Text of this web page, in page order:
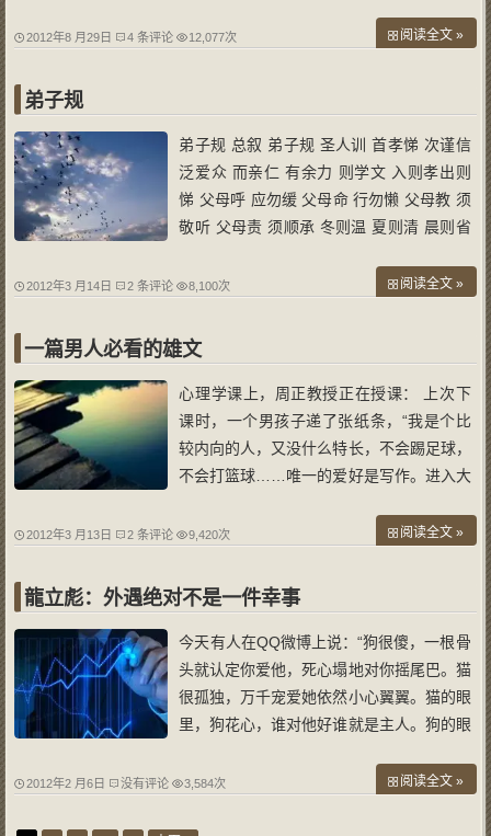
果对方是厨师，千万不要说：「你真是了不
2012年8 月29日 4 条评论 12,077次 阅读全文 »
弟子规
弟子规 总叙 弟子规 圣人训 首孝悌 次谨信
泛爱众 而亲仁 有余力 则学文 入则孝出则
悌 父母呼 应勿缓 父母命 行勿懒 父母教 须
敬听 父母责 须顺承 冬则温 夏则清 晨则省
小 勿擅为 苟擅为 子道亏 物虽小 勿私藏 苟
身有伤 贻亲优 德有伤 贻
2012年3 月14日 2 条评论 8,100次 阅读全文 »
一篇男人必看的雄文
心理学课上，周正教授正在授课： 上次下
课时，一个男孩子递了张纸条，“我是个比
较内向的人，又没什么特长，不会踢足球，
不会打篮球……唯一的爱好是写作。进入大
逢源、如鱼得水、洒脱干练，很是羡慕。就
呢？……周教授，我想我还是当一名作家比
较
2012年3 月13日 2 条评论 9,420次 阅读全文 »
龍立彪：外遇绝对不是一件幸事
今天有人在QQ微博上说：“狗很傻，一根骨
头就认定你爱他，死心塌地对你摇尾巴。猫
很孤独，万千宠爱她依然小心翼翼。猫的眼
里，狗花心，谁对他好谁就是主人。狗的眼
猫不懂狗，狗其实不是花心，是善良。狗也
2012年2 月6日 没有评论 3,584次 阅读全文 »